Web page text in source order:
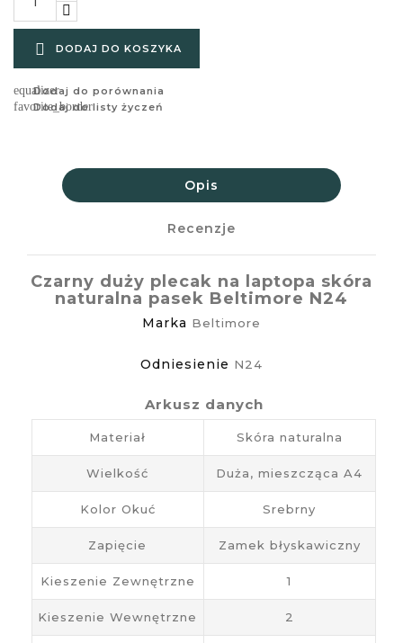
 DODAJ DO KOSZYKA
equalizer
Dodaj do porównania
favorite_border
Dodaj do listy życzeń
Opis
Recenzje
Czarny duży plecak na laptopa skóra
naturalna pasek Beltimore N24
Marka Beltimore
Odniesienie N24
Arkusz danych
Materiał Skóra naturalna
Wielkość Duża, mieszcząca A4
Kolor Okuć Srebrny
Zapięcie Zamek błyskawiczny
Kieszenie Zewnętrzne 1
Kieszenie Wewnętrzne 2